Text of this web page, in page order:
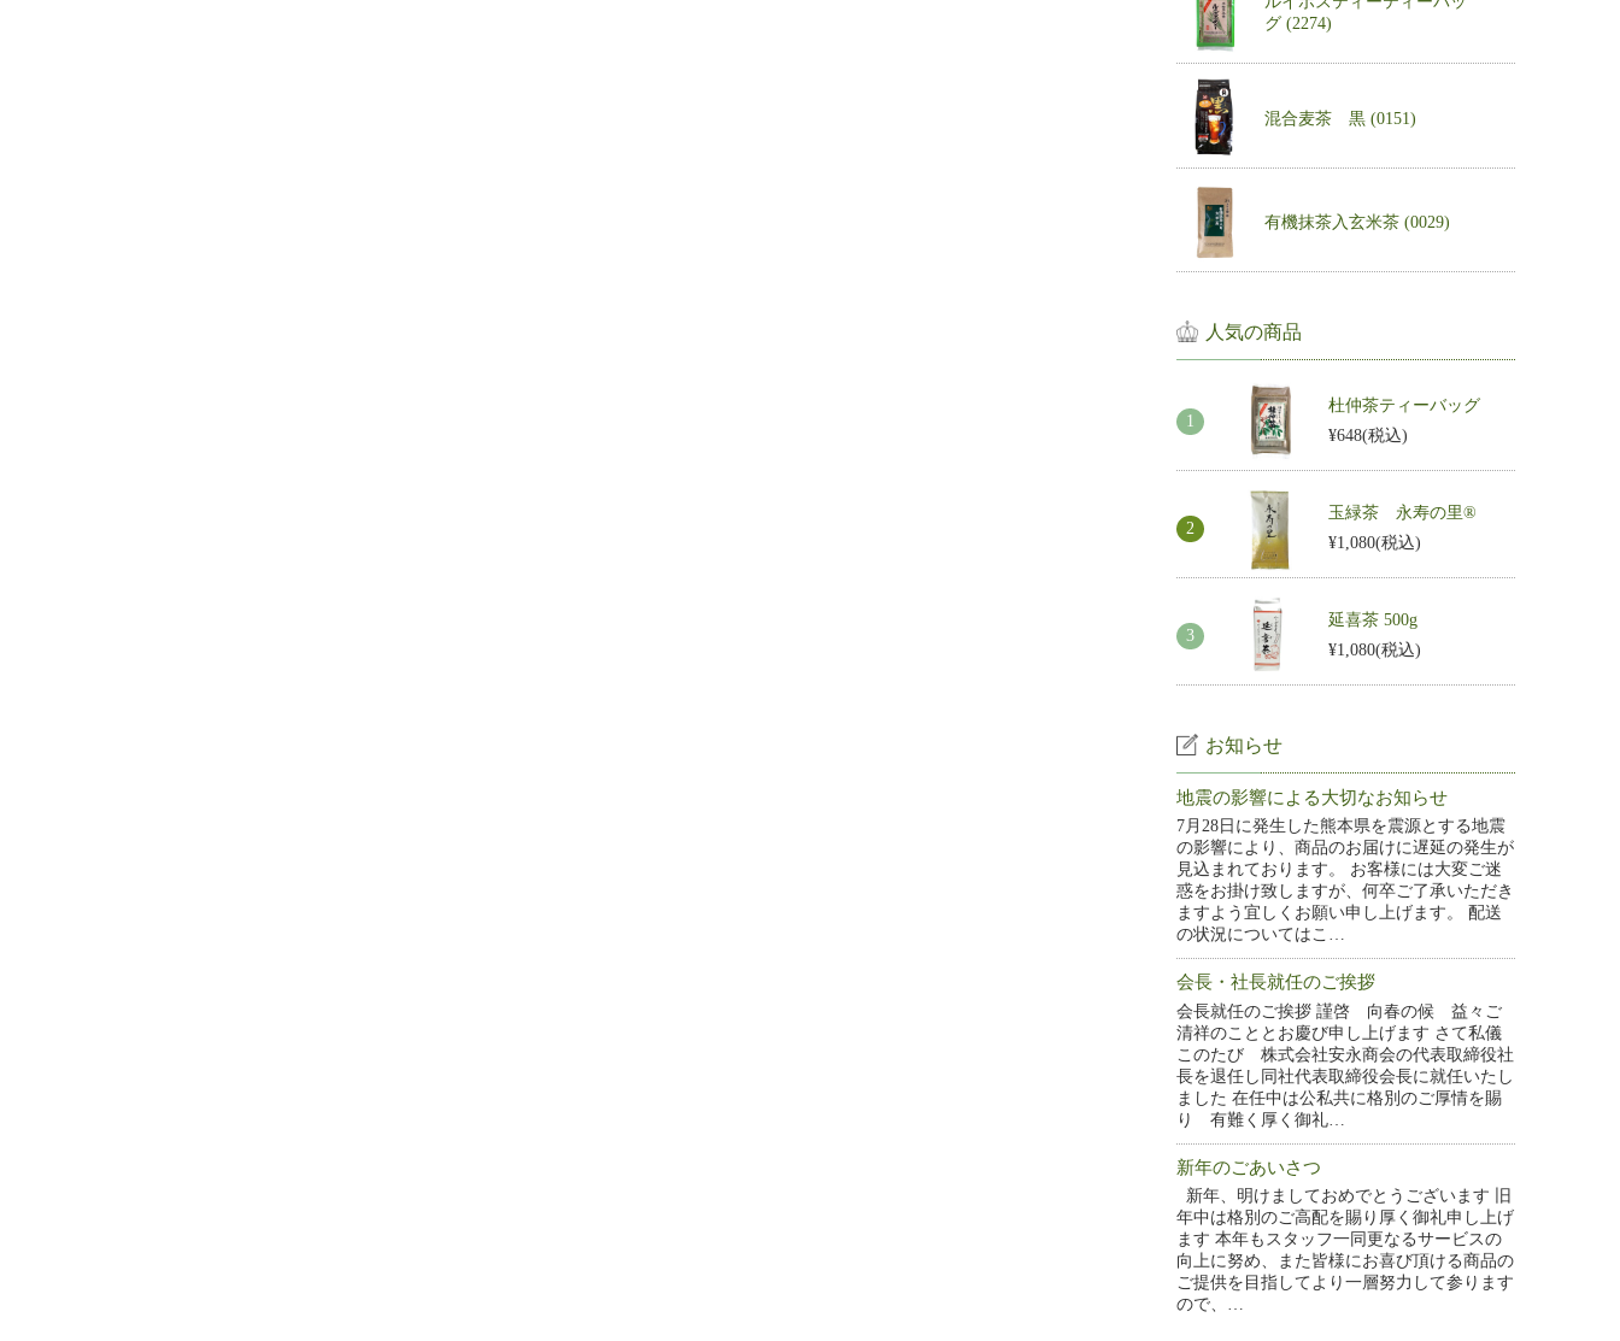
グ (2274)
混合麦茶 黒 (0151)
有機抹茶入玄米茶 (0029)
人気の商品
杜仲茶ティーバッグ
¥648(税込)
玉緑茶 永寿の里®
¥1,080(税込)
延喜茶 500g
¥1,080(税込)
お知らせ
地震の影響による大切なお知らせ
7月28日に発生した熊本県を震源とする地震
の影響により、商品のお届けに遅延の発生が
見込まれております。 お客様には大変ご迷
惑をお掛け致しますが、何卒ご了承いただき
ますよう宜しくお願い申し上げます。 配送
の状況についてはこ…
会長・社長就任のご挨拶
会長就任のご挨拶 謹啓 向春の候 益々ご
清祥のこととお慶び申し上げます さて私儀
このたび 株式会社安永商会の代表取締役社
長を退任し同社代表取締役会長に就任いたし
ました 在任中は公私共に格別のご厚情を賜
り 有難く厚く御礼…
新年のごあいさつ
新年、明けましておめでとうございます 旧
年中は格別のご高配を賜り厚く御礼申し上げ
ます 本年もスタッフ一同更なるサービスの
向上に努め、また皆様にお喜び頂ける商品の
ご提供を目指してより一層努力して参ります
ので、…